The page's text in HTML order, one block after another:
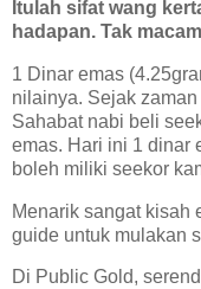
Itulah sifat wang
hadapan. Tak
1 Dinar emas
nilainya. Sejak
Sahabat nabi beli
emas. Hari ini 1 dinar
boleh miliki seekor
Menarik sangat kisah
guide untuk mulakan
Di Public Gold,